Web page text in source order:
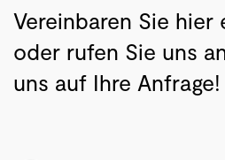
Vereinbaren Sie hier
oder rufen Sie uns
uns auf Ihre Anfrage!